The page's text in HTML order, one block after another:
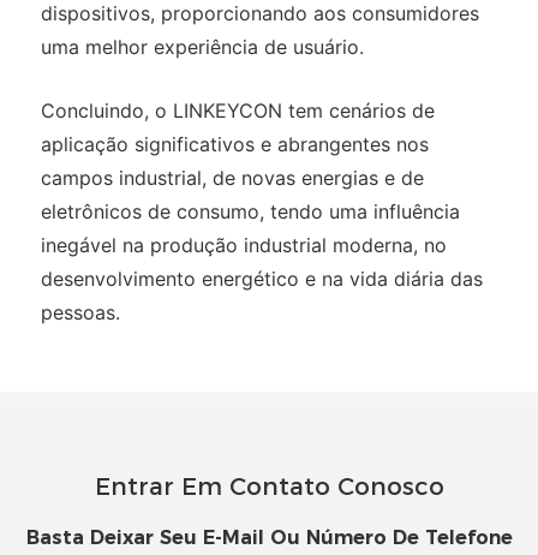
dispositivos, proporcionando aos consumidores
uma melhor experiência de usuário.
Concluindo, o LINKEYCON tem cenários de
aplicação significativos e abrangentes nos
campos industrial, de novas energias e de
eletrônicos de consumo, tendo uma influência
inegável na produção industrial moderna, no
desenvolvimento energético e na vida diária das
pessoas.
Entrar Em Contato Conosco
Basta Deixar Seu E-Mail Ou Número De Telefone